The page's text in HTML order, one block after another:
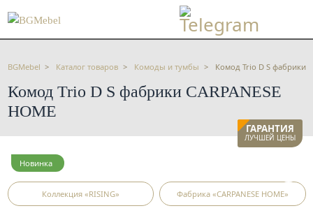
BGMebel Каталог товаров Комоды и тумбы Комод Trio D S фабрики
Комод Trio D S фабрики CARPANESE
HOME
ГАРАНТИЯ
ЛУЧШЕЙ ЦЕНЫ
Новинка
Фабрика «CARPANESE HOME»
Коллекция «RISING»